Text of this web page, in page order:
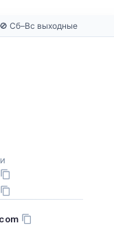
🚫 Сб–Вс выходные